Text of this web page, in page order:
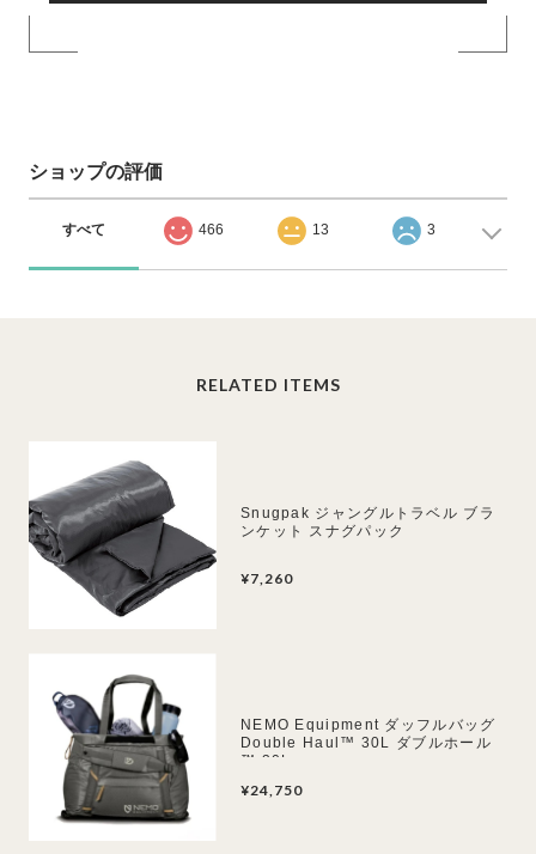
ショップの評価
すべて 466 13 3
RELATED ITEMS
Snugpak ジャングルトラベル ブラ
ンケット スナグパック
¥7,260
NEMO Equipment ダッフルバッグ
Double Haul™ 30L ダブルホール
™ 30L
¥24,750